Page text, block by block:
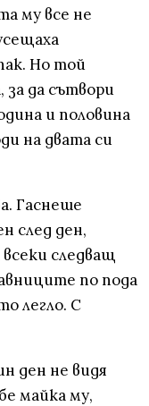
му все не
Но той
за да сътвори
и половина
на двата си
Гаснеше
след ден,
всеки следващ
по пода
легло. С
ден не видя
майка му,